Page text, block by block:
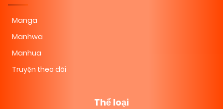
Manga
Manhwa
Manhua
Truyện theo dõi
Thể loại